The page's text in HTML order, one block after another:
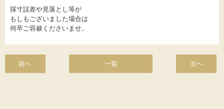
採寸誤差や見落とし等が
もしもございました場合は
何卒ご容赦くださいませ。
前へ 一覧 次へ